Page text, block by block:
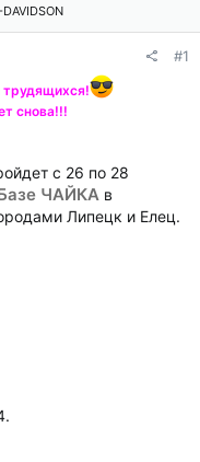
DAVIDSON
#1
снова!!!
с 26 по 28
ЧАЙКА в
Липецк и Елец.